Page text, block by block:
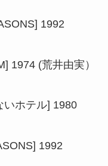
1992
1974 (荒井由実）
いホテル] 1980
1992